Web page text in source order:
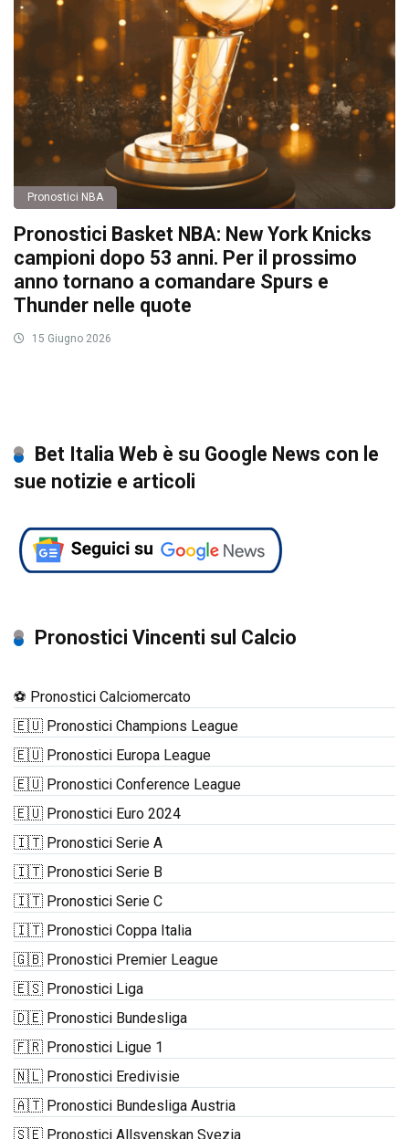
Pronostici NBA
Pronostici Basket NBA: New York Knicks
campioni dopo 53 anni. Per il prossimo
anno tornano a comandare Spurs e
Thunder nelle quote
15 Giugno 2026
Bet Italia Web è su Google News con le
sue notizie e articoli
Pronostici Vincenti sul Calcio
⚽ Pronostici Calciomercato
🇪🇺 Pronostici Champions League
🇪🇺 Pronostici Europa League
🇪🇺 Pronostici Conference League
🇪🇺 Pronostici Euro 2024
🇮🇹 Pronostici Serie A
🇮🇹 Pronostici Serie B
🇮🇹 Pronostici Serie C
🇮🇹 Pronostici Coppa Italia
🇬🇧 Pronostici Premier League
🇪🇸 Pronostici Liga
🇩🇪 Pronostici Bundesliga
🇫🇷 Pronostici Ligue 1
🇳🇱 Pronostici Eredivisie
🇦🇹 Pronostici Bundesliga Austria
🇸🇪 Pronostici Allsvenskan Svezia